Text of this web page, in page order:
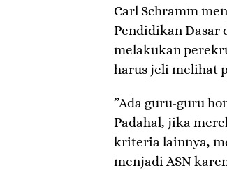
Carl Schramm
Pendidikan Dasar
melakukan
harus jeli melihat
​”Ada guru-guru
Padahal, jika
kriteria lainnya,
menjadi ASN